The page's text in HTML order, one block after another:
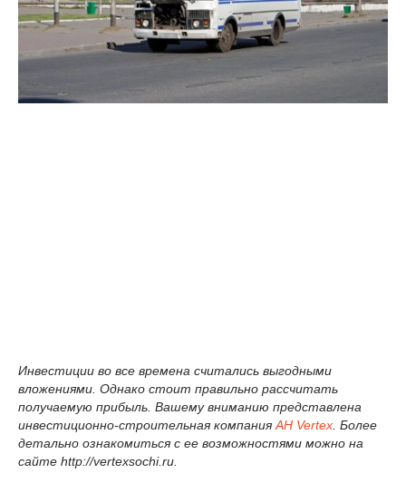
Инвестиции во все времена считались выгодными
вложениями. Однако стоит правильно рассчитать
получаемую прибыль. Вашему вниманию представлена
инвестиционно-строительная компания АН Vertex . Более
детально ознакомиться с ее возможностями можно на
сайте http://vertexsochi.ru.